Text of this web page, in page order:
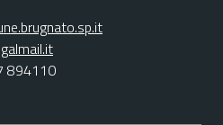
894110